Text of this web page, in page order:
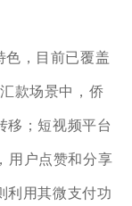
色，目前已覆盖
款场景中，侨
移；短视频平台
用户点赞和分享
利用其微支付功